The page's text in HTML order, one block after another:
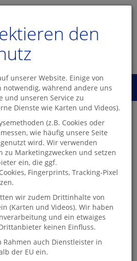
den
unserer Website. Einige von
notwendig, während andere uns
und unseren Service zu
Dienste wie Karten und Videos).
(z.B. Cookies oder
wie häufig unsere Seite
wird. Wir verwenden
zu Marketingzwecken und setzen
ein, die ggf.
Fingerprints, Tracking-Pixel
wir zudem Drittinhalte von
(Karten und Videos). Wir haben
und ein etwaiges
keinen Einfluss.
Rahmen auch Dienstleister in
der EU ein.
in der
Hoffmann -
für Eutin
Ratgeber, Kinderbücher,
Download